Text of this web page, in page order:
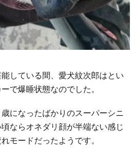
している間、愛犬紋次郎はとい
で爆睡状態なのでした。
になったばかりのスーパーシニ
ならオネダリ顔が半端ない感じ
モードだったようです。